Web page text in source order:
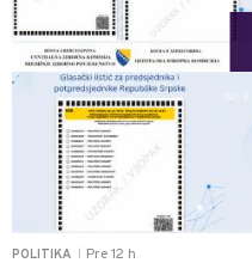
POLITIKA Pre 12 h